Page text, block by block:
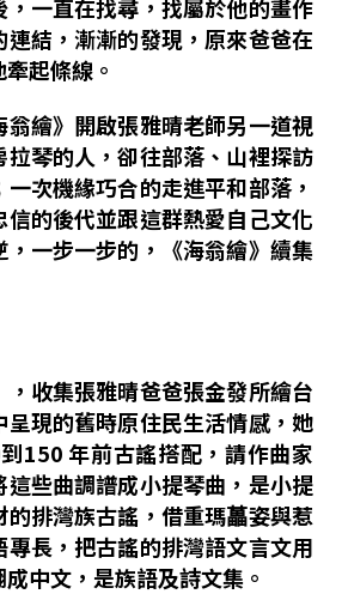
，一直在找尋，找屬於他的畫作
結，漸漸的發現，原來爸爸在
起條線。
翁繪》開啟張雅晴老師另一道視
拉琴的人 ，卻往部落、山裡探訪
次機緣巧合的走進平和部落，
的後代並跟這群熱愛自己文化
，一步一步的，《海翁繪》續集
收集張雅晴爸爸張金發所繪台
現的舊時原住民生活情感，她
150 年前古謠搭配，請作曲家
些曲調譜成小提琴曲，是小提
排灣族古謠，借重瑪藟姿與惹
長，把古謠的排灣語文言文用
中文，是族語及詩文集。